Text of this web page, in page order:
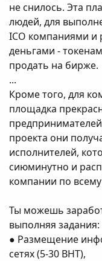
не снилось. Эта
людей, для
ICO компаниями и
деньгами -
продать на бирже.
...
Кроме того, для
площадка
проекта они
исполнителей,
сиюминутно и
компании по
Ты можешь
выполняя задания:
● Размещение
сетях (5-30 BHT),